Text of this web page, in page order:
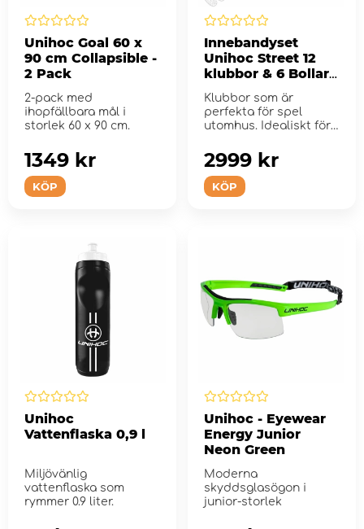
Unihoc Goal 60 x
90 cm Collapsible -
2 Pack
2-pack med
ihopfällbara mål i
storlek 60 x 90 cm.
KÖP
1349 kr
Innebandyset
Unihoc Street 12
klubbor & 6 Bollar -
75 cm
Klubbor som är
perfekta för spel
utomhus. Idealiskt för
KÖP
2999 kr
Unihoc
Vattenflaska 0,9 l
Miljövänlig
vattenflaska som
rymmer 0.9 liter.
Unihoc - Eyewear
Energy Junior
Neon Green
Moderna
skyddsglasögon i
junior-storlek